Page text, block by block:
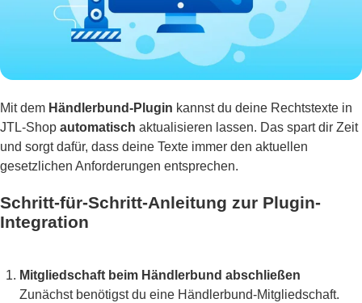
Mit dem Händlerbund-Plugin kannst du deine Rechtstexte in
JTL-Shop automatisch aktualisieren lassen. Das spart dir Zeit
und sorgt dafür, dass deine Texte immer den aktuellen
gesetzlichen Anforderungen entsprechen.
Schritt-für-Schritt-Anleitung zur Plugin-
Integration
Mitgliedschaft beim Händlerbund abschließen
Zunächst benötigst du eine Händlerbund-Mitgliedschaft.